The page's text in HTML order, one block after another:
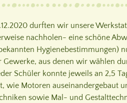
durften wir unsere
nachholen- eine schöne
Hygienebestimmungen)
Gewerke, aus denen wir wählen
Schüler konnte jeweils an 2,5
wie Motoren auseinandergebaut
sowie Mal- und